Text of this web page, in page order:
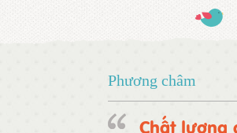
Phương châm
Chất lượng